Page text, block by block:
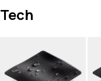
Tech